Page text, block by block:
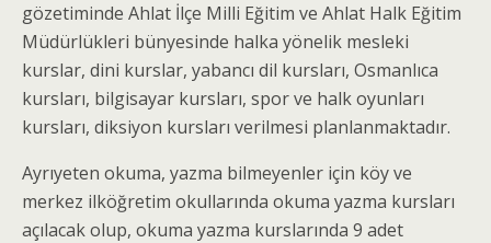
gözetiminde Ahlat İlçe Milli Eğitim ve Ahlat Halk Eğitim
Müdürlükleri bünyesinde halka yönelik mesleki
kurslar, dini kurslar, yabancı dil kursları, Osmanlıca
kursları, bilgisayar kursları, spor ve halk oyunları
kursları, diksiyon kursları verilmesi planlanmaktadır.
Ayrıyeten okuma, yazma bilmeyenler için köy ve
merkez ilköğretim okullarında okuma yazma kursları
açılacak olup, okuma yazma kurslarında 9 adet